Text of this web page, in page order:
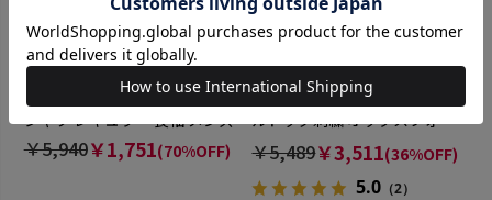
BRICK HOUSE
ニットジャカード カジュアル
シャツ レギュラー 長袖 メンズ
￥5,940￥1,751(70%OFF)
BRICK HOUSE
カジュアルシャツ フレンチブ
ルドッグ刺繍 オックスフォー
ドシャツ ボタンダウン 長袖 メ
ンズ
￥5,489￥3,511(36%OFF)
5.0 （2）